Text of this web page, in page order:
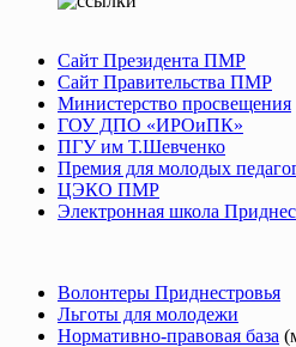
Сайт Президента ПМР
Сайт Правительства ПМР
Министерство просвещения
ГОУ ДПО «ИРОиПК»
ПГУ им Т.Шевченко
Премия для молодых
ЦЭКО ПМР
Электронная школа
Волонтеры Приднестровья
Льготы для молодежи
Нормативно-правовая база